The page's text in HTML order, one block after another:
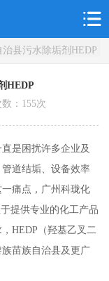
县污水除垢剂HEDP
HEDP
： 155次
是困扰许多企业及
道结垢、设备效率
痛点，广州科珑化
提供专业的化工产品
HEDP（羟基乙叉二
苗族自治县及更广